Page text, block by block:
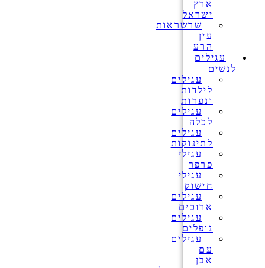
ארץ
ישראל
שרשראות
עין
הרע
עגילים
לנשים
עגילים
לילדות
ונערות
עגילים
לכלה
עגילים
לתינוקות
עגילי
פרפר
עגילי
חישוק
עגילים
ארוכים
עגילים
נופלים
עגילים
עם
אבן